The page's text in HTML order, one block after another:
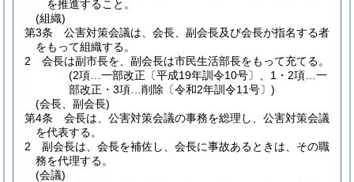
を推進すること。
(組織)
第3条
公害対策会議は、会長、副会長及び会長が指名する者
をもって組織する。
2
会長は副市長を、副会長は市民生活部長をもって充てる。
(2項…一部改正〔平成19年訓令10号〕、1・2項…一
部改正・3項…削除〔令和2年訓令11号〕)
(会長、副会長)
第4条
会長は、公害対策会議の事務を総理し、公害対策会議
を代表する。
2
副会長は、会長を補佐し、会長に事故あるときは、その職
務を代理する。
(会議)